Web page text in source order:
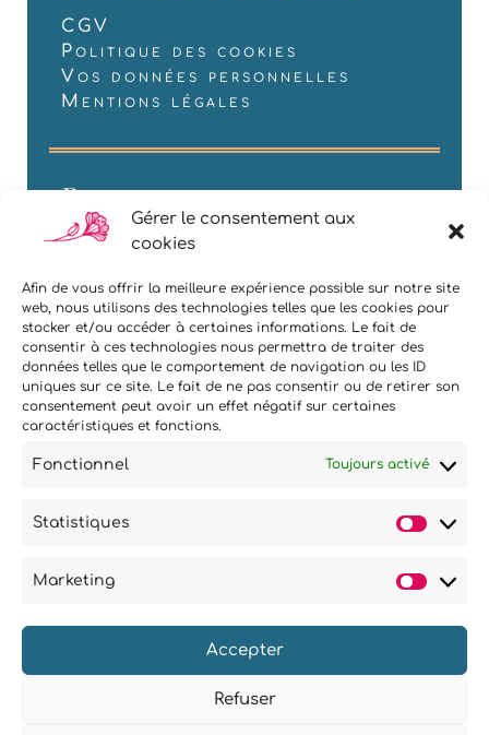
Gérer le consentement aux
cookies
Afin de vous offrir la meilleure expérience possible sur notre site
web, nous utilisons des technologies telles que les cookies pour
stocker et/ou accéder à certaines informations. Le fait de
consentir à ces technologies nous permettra de traiter des
données telles que le comportement de navigation ou les ID
uniques sur ce site. Le fait de ne pas consentir ou de retirer son
consentement peut avoir un effet négatif sur certaines
caractéristiques et fonctions.
Fonctionnel Toujours activé
Statistiques
Marketing
Accepter
Refuser
CGV
Politique des cookies
Vos données personnelles
Mentions légales
Restons en contact
Si vous souhaitez être informés
des nouveautés et évènements
que nous organisons
newsletter et/ou à la réception